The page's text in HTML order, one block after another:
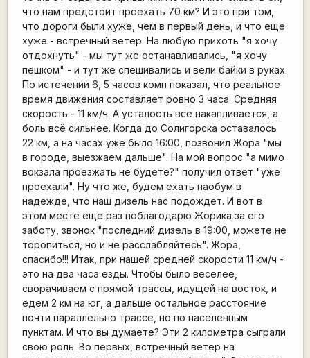
что нам предстоит проехать 70 км? И это при том,
что дороги были хуже, чем в первый день, и что еще
хуже - встречный ветер. На любую прихоть "я хочу
отдохнуть" - мы тут же останавливались, "я хочу
пешком" - и тут же спешивались и вели байки в руках.
По истечении 6, 5 часов комп показал, что реальное
время движения составляет ровно 3 часа. Средняя
скорость - 11 км/ч. А усталость всё накапливается, а
боль всё сильнее. Когда до Солигорска оставалось
22 км, а на часах уже было 16:00, позвонил Жора "мы
в городе, выезжаем дальше". На мой вопрос "а мимо
вокзала проезжать не будете?" получил ответ "уже
проехали". Ну что же, будем ехать наобум в
надежде, что наш дизель нас подождет. И вот в
этом месте еще раз поблагодарю Жорика за его
заботу, звонок "последний дизель в 19:00, можете не
торопиться, но и не расслабляйтесь". Жора,
спасибо!!! Итак, при нашей средней скорости 11 км/ч -
это на два часа езды. Чтобы было веселее,
сворачиваем с прямой трассы, идущей на восток, и
едем 2 км на юг, а дальше остальное расстояние
почти параллельно трассе, но по населенным
пунктам. И что вы думаете? Эти 2 километра сыграли
свою роль. Во первых, встречный ветер на